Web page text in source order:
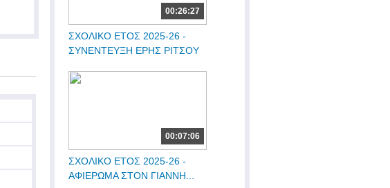
00:26:27
ΣΧΟΛΙΚΟ ΕΤΟΣ 2025-26 -
ΣΥΝΕΝΤΕΥΞΗ ΕΡΗΣ ΡΙΤΣΟΥ
00:07:06
ΣΧΟΛΙΚΟ ΕΤΟΣ 2025-26 -
ΑΦΙΕΡΩΜΑ ΣΤΟΝ ΓΙΑΝΝΗ...